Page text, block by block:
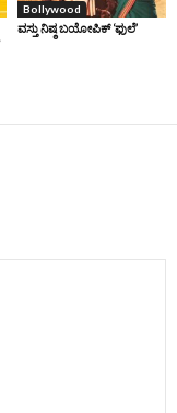
Bollywood
ವಸ್ತು ನಿಷ್ಠ ಬಯೋಪಿಕ್‌ ‘ಫುಲೆ’